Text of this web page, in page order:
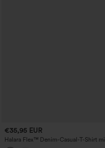
€35,95 EUR
Halara Flex™ Denim-Casual-T-Shirt mit
Rundhalsausschnitt, kurzen Ärmeln und